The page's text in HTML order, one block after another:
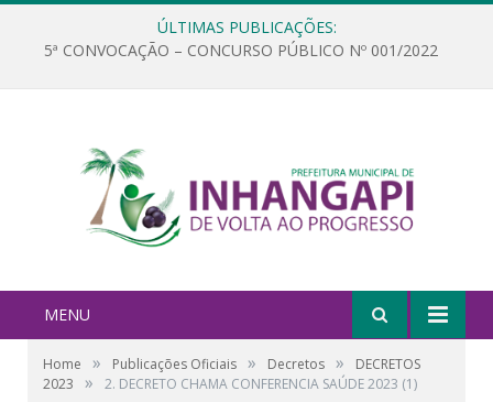
ÚLTIMAS PUBLICAÇÕES:
5ª CONVOCAÇÃO – CONCURSO PÚBLICO Nº 001/2022
MENU
Home » Publicações Oficiais » Decretos »
DECRETOS
2023
» 2. DECRETO CHAMA CONFERENCIA SAÚDE 2023 (1)